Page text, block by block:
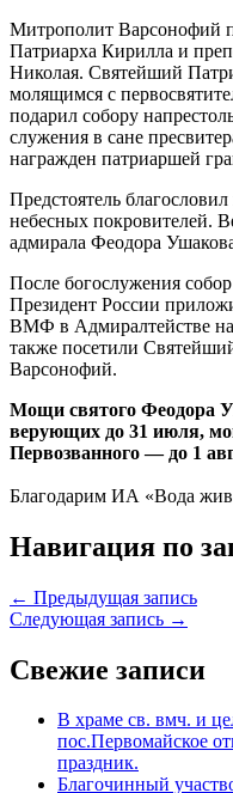
Митрополит Варсонофий
Патриарха Кирилла и
Николая. Святейший
молящимся с
подарил собору
служения в сане
награжден патриаршей
Предстоятель
небесных покровителей.
адмирала Феодора
После богослужения
Президент России
ВМФ в Адмиралтействе
также посетили
Варсонофий.
Мощи святого Феодора
верующих до 31 июля,
Первозванного — до 1
Благодарим ИА «Вода
Навигация по
← Предыдущая запись
Следующая запись →
Свежие записи
В храме св. вмч. и
пос.Первомайское
праздник.
Благочинный